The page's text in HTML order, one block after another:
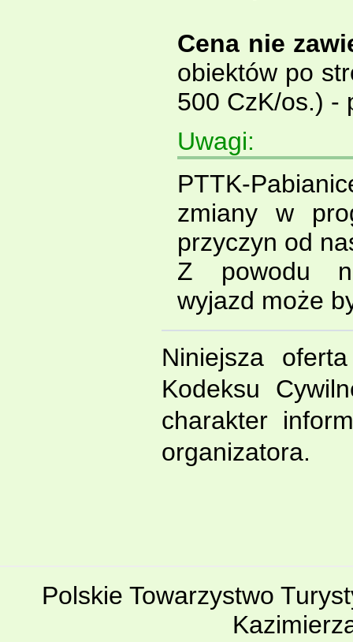
Cena nie
obiektów po
500 CzK/os.) -
Uwagi:
PTTK-
zmiany w
przyczyn od
Z powodu
wyjazd może
Niniejsza
Kodeksu
charakter
organizatora.
Polskie Towarzystwo